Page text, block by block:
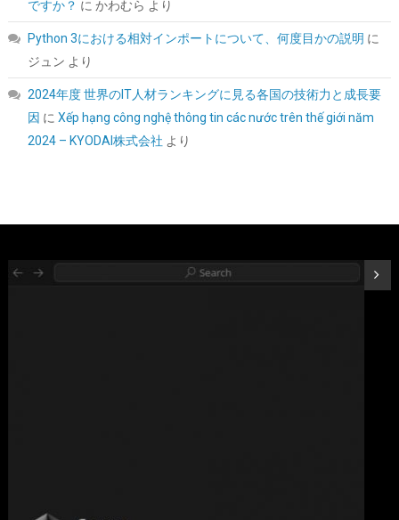
KingSpec SSD 1TB SATAIII 6Gb/s 2.5インチ内蔵SSD 最大読込
570MB/s 3D NAND メーカー保証3年
(5434010 ) GBP 91.53 (2026-08-07 04:03 GMT +09:00 時点 -詳細は
こちら)
ですか？ に かわむら より
Python 3における相対インポートについて、何度目かの説明 に
ジュン より
2024年度 世界のIT人材ランキングに見る各国の技術力と成長要
因 に Xếp hạng công nghệ thông tin các nước trên thế giới năm
2024 – KYODAI株式会社 より